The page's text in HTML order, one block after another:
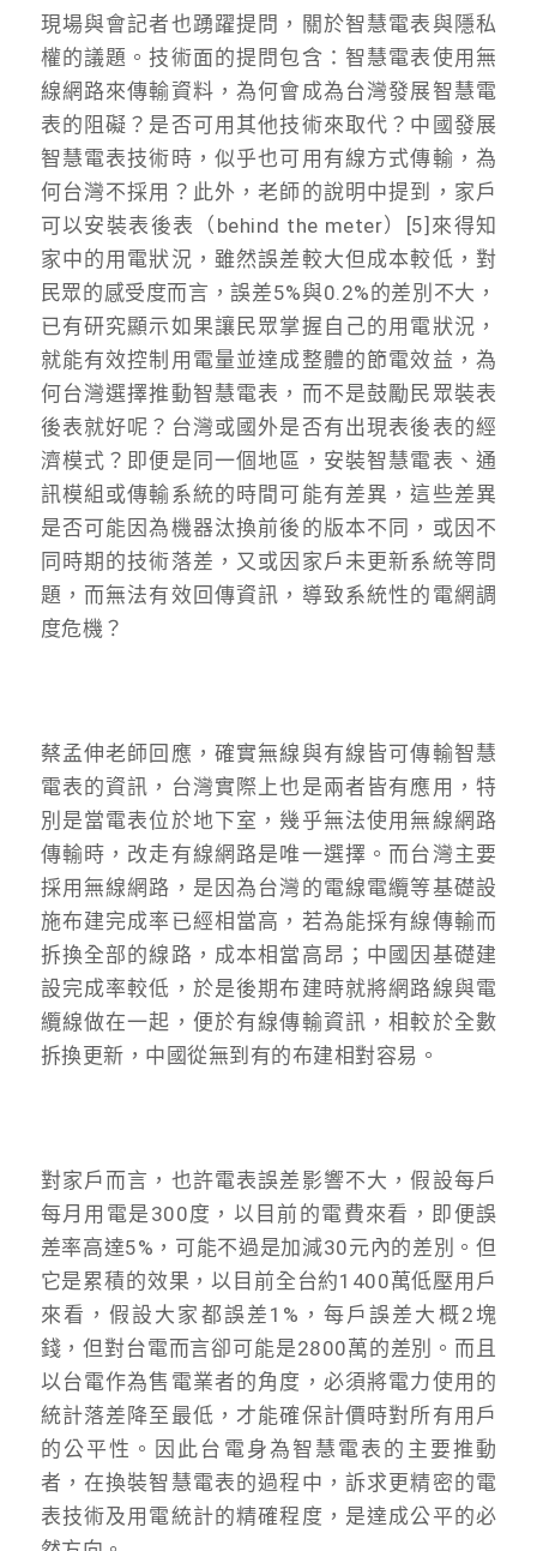
現場與會記者也踴躍提問，關於智慧電表與隱私
權的議題。技術面的提問包含：智慧電表使用無
線網路來傳輸資料，為何會成為台灣發展智慧電
表的阻礙？是否可用其他技術來取代？中國發展
智慧電表技術時，似乎也可用有線方式傳輸，為
何台灣不採用？此外，老師的說明中提到，家戶
可以安裝表後表（behind the meter）[5]來得知
家中的用電狀況，雖然誤差較大但成本較低，對
民眾的感受度而言，誤差5%與0.2%的差別不大，
已有研究顯示如果讓民眾掌握自己的用電狀況，
就能有效控制用電量並達成整體的節電效益，為
何台灣選擇推動智慧電表，而不是鼓勵民眾裝表
後表就好呢？台灣或國外是否有出現表後表的經
濟模式？即便是同一個地區，安裝智慧電表、通
訊模組或傳輸系統的時間可能有差異，這些差異
是否可能因為機器汰換前後的版本不同，或因不
同時期的技術落差，又或因家戶未更新系統等問
題，而無法有效回傳資訊，導致系統性的電網調
度危機？
蔡孟伸老師回應，確實無線與有線皆可傳輸智慧
電表的資訊，台灣實際上也是兩者皆有應用，特
別是當電表位於地下室，幾乎無法使用無線網路
傳輸時，改走有線網路是唯一選擇。而台灣主要
採用無線網路，是因為台灣的電線電纜等基礎設
施布建完成率已經相當高，若為能採有線傳輸而
拆換全部的線路，成本相當高昂；中國因基礎建
設完成率較低，於是後期布建時就將網路線與電
纜線做在一起，便於有線傳輸資訊，相較於全數
拆換更新，中國從無到有的布建相對容易。
對家戶而言，也許電表誤差影響不大，假設每戶
每月用電是300度，以目前的電費來看，即便誤
差率高達5%，可能不過是加減30元內的差別。但
它是累積的效果，以目前全台約1400萬低壓用戶
來看，假設大家都誤差1%，每戶誤差大概2塊
錢，但對台電而言卻可能是2800萬的差別。而且
以台電作為售電業者的角度，必須將電力使用的
統計落差降至最低，才能確保計價時對所有用戶
的公平性。因此台電身為智慧電表的主要推動
者，在換裝智慧電表的過程中，訴求更精密的電
表技術及用電統計的精確程度，是達成公平的必